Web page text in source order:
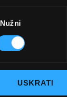
Nužni
USKRATI
Optika